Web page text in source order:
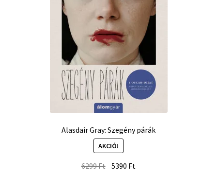
Alasdair Gray: Szegény párák
AKCIÓ!
6299Ft 5390 Ft